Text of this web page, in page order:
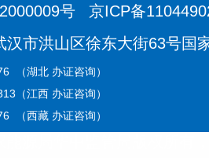
号
京ICP备
汉市洪山区徐东大街63号国
（湖北 办证咨询）
（江西 办证咨询）
（西藏 办证咨询）